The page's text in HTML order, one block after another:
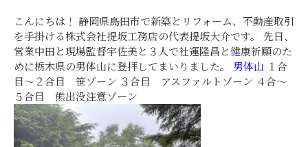
こんにちは！ 静岡県島田市で新築とリフォーム、不動産取引
を手掛ける株式会社提坂工務店の代表提坂大介です。
先日、
営業中田と現場監督宇佐美と３人で社運隆昌と健康祈願のた
めに栃木県の男体山に登拝してまいりました。 男体山 １合
目～２合目 笹ゾーン ３合目 アスファルトゾーン ４合～
５合目 熊出没注意ゾーン